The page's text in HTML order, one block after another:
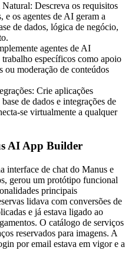
Descreva os requisitos
e os agentes de AI geram a
de dados, lógica de negócio,
agentes de AI
específicos como apoio
ou moderação de conteúdos
Crie aplicações
de dados e integrações de
se virtualmente a qualquer
AI App Builder
interface de chat do Manus e
gerou um protótipo funcional
principais
lidava com conversões de
e já estava ligado ao
O catálogo de serviços
reservados para imagens. A
por email estava em vigor e a